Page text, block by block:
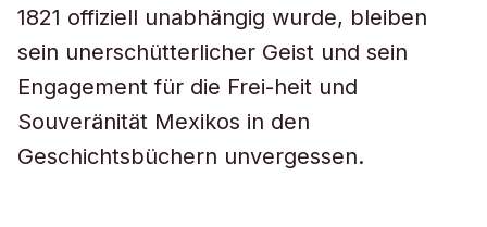
1821 offiziell unabhängig wurde, bleiben
sein unerschütterlicher Geist und sein
Engagement für die Frei-heit und
Souveränität Mexikos in den
Geschichtsbüchern unvergessen.